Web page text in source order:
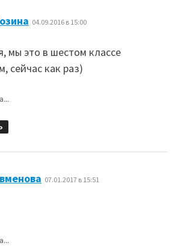
04.09.2016 в 15:00
мы это в шестом классе
сейчас как раз)
07.01.2017 в 15:51